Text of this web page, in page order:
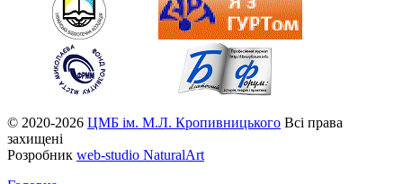
© 2020-2026 ЦМБ ім. М.Л. Кропивницького Всі права
захищені
Розробник web-studio NaturalArt